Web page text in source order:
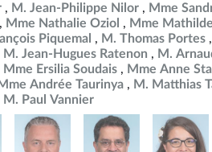
M. Jean-Philippe Nilor
Mme
Mme Nathalie Oziol
Mme
Piquemal
M. Thomas Portes
M. Jean-Hugues Ratenon
M.
Mme Ersilia Soudais
Mme Anne
Mme Andrée Taurinya
M. Matthias
M. Paul Vannier